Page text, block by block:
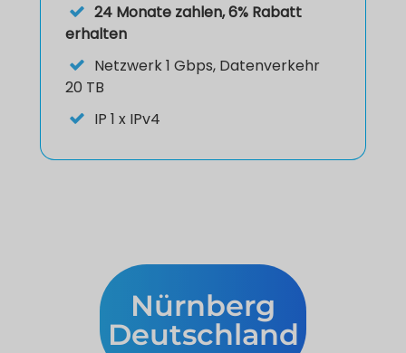
24 Monate zahlen, 6% Rabatt
erhalten
Netzwerk 1 Gbps, Datenverkehr
20 TB
IP 1 x IPv4
Nürnberg
Deutschland